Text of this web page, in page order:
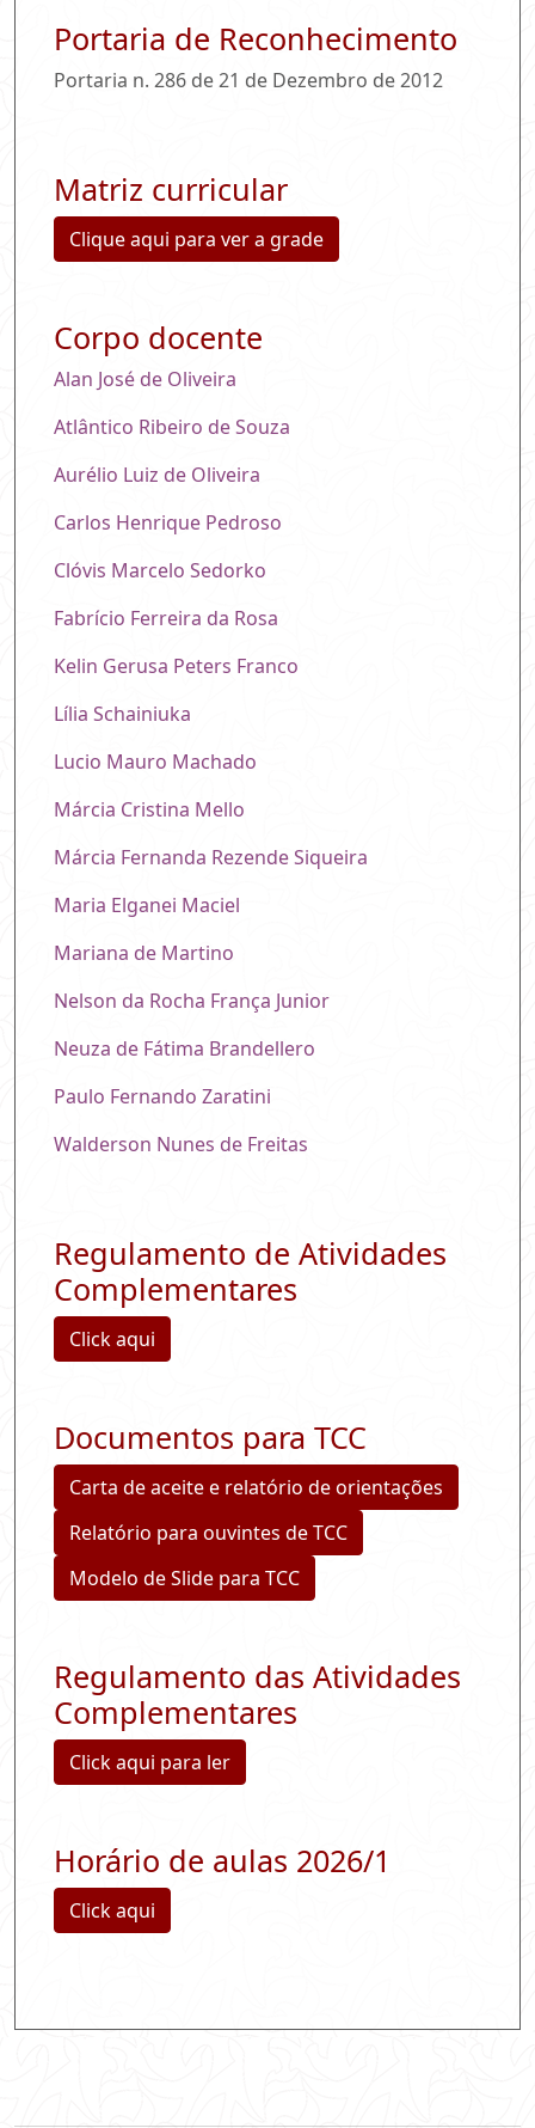
Portaria de Reconhecimento
Portaria n. 286 de 21 de Dezembro de 2012
Matriz curricular
Clique aqui para ver a grade
Corpo docente
Alan José de Oliveira
Atlântico Ribeiro de Souza
Aurélio Luiz de Oliveira
Carlos Henrique Pedroso
Clóvis Marcelo Sedorko
Fabrício Ferreira da Rosa
Kelin Gerusa Peters Franco
Lília Schainiuka
Lucio Mauro Machado
Márcia Cristina Mello
Márcia Fernanda Rezende Siqueira
Maria Elganei Maciel
Mariana de Martino
Nelson da Rocha França Junior
Neuza de Fátima Brandellero
Paulo Fernando Zaratini
Walderson Nunes de Freitas
Regulamento de Atividades
Complementares
Click aqui
Documentos para TCC
Carta de aceite e relatório de orientações
Relatório para ouvintes de TCC
Modelo de Slide para TCC
Regulamento das Atividades
Complementares
Click aqui para ler
Horário de aulas 2026/1
Click aqui